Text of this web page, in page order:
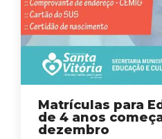
Matrículas para
de 4 anos
dezembro